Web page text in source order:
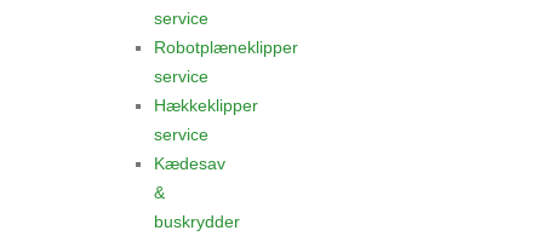
service
Robotplæneklipper
service
Hækkeklipper
service
Kædesav
&
buskrydder